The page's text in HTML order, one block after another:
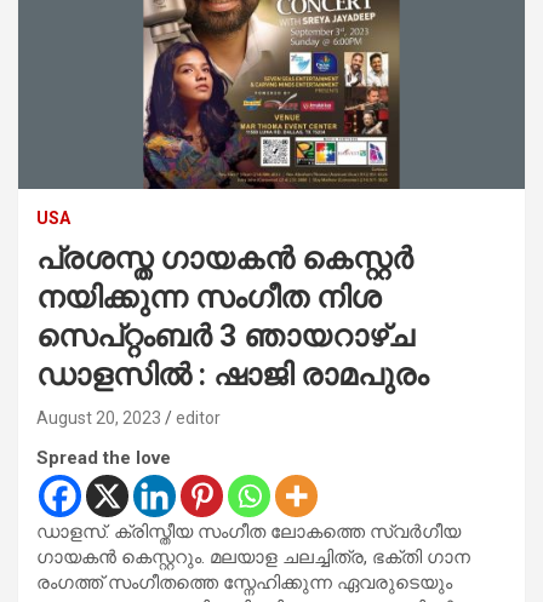
USA
പ്രശസ്ത ഗായകൻ കെസ്റ്റർ
നയിക്കുന്ന സംഗീത നിശ
സെപ്റ്റംബർ 3 ഞായറാഴ്ച
ഡാളസിൽ : ഷാജി രാമപുരം
August 20, 2023 editor
Spread the love
ഡാളസ്. ക്രിസ്തീയ സംഗീത ലോകത്തെ സ്വർഗീയ
ഗായകൻ കെസ്റ്ററും. മലയാള ചലച്ചിത്ര, ഭക്തി ഗാന
രംഗത്ത് സംഗീതത്തെ സ്നേഹിക്കുന്ന ഏവരുടെയും